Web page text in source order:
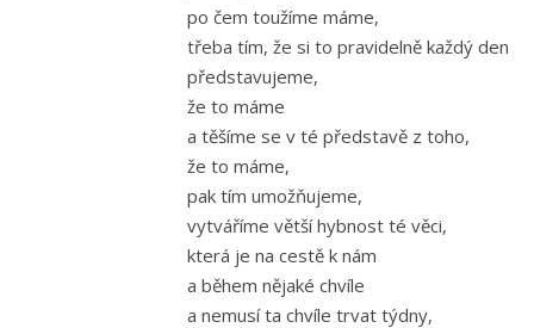
po čem toužíme máme,
třeba tím, že si to pravidelně každý den
představujeme,
že to máme
a těšíme se v té představě z toho,
že to máme,
pak tím umožňujeme,
vytváříme větší hybnost té věci,
která je na cestě k nám
a během nějaké chvíle
a nemusí ta chvíle trvat týdny,